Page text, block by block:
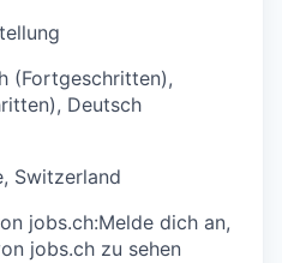
(Fortgeschritten),
Deutsch
Switzerland
jobs.ch:Melde dich an,
jobs.ch zu sehen